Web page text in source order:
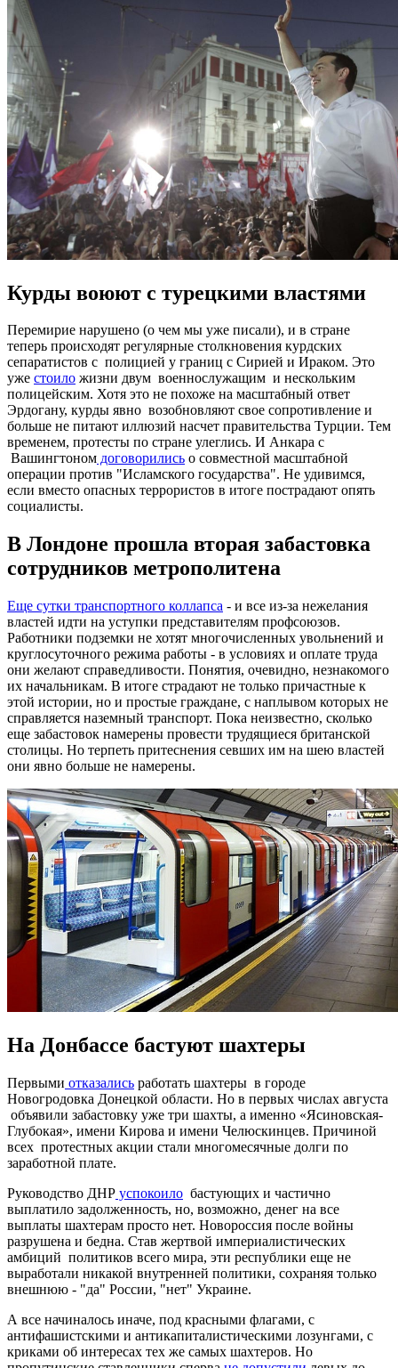
Курды воюют с турецкими властями
Перемирие нарушено (о чем мы уже писали), и в стране
теперь происходят регулярные столкновения курдских
сепаратистов с полицией у границ с Сирией и Ираком. Это
уже стоило жизни двум военнослужащим и нескольким
полицейским. Хотя это не похоже на масштабный ответ
Эрдогану, курды явно возобновляют свое сопротивление и
больше не питают иллюзий насчет правительства Турции. Тем
временем, протесты по стране улеглись. И Анкара с
Вашингтоном договорились о совместной масштабной
операции против "Исламского государства". Не удивимся,
если вместо опасных террористов в итоге пострадают опять
социалисты.
В Лондоне прошла вторая забастовка
сотрудников метрополитена
Еще сутки транспортного коллапса - и все из-за нежелания
властей идти на уступки представителям профсоюзов.
Работники подземки не хотят многочисленных увольнений и
круглосуточного режима работы - в условиях и оплате труда
они желают справедливости. Понятия, очевидно, незнакомого
их начальникам. В итоге страдают не только причастные к
этой истории, но и простые граждане, с наплывом которых не
справляется наземный транспорт. Пока неизвестно, сколько
еще забастовок намерены провести трудящиеся британской
столицы. Но терпеть притеснения севших им на шею властей
они явно больше не намерены.
На Донбассе бастуют шахтеры
Первыми отказались работать шахтеры в городе
Новогродовка Донецкой области. Но в первых числах августа
объявили забастовку уже три шахты, а именно «Ясиновская-
Глубокая», имени Кирова и имени Челюскинцев. Причиной
всех протестных акции стали многомесячные долги по
заработной плате.
Руководство ДНР успокоило бастующих и частично
выплатило задолженность, но, возможно, денег на все
выплаты шахтерам просто нет. Новороссия после войны
разрушена и бедна. Став жертвой империалистических
амбиций политиков всего мира, эти республики еще не
выработали никакой внутренней политики, сохраняя только
внешнюю - "да" России, "нет" Украине.
А все начиналось иначе, под красными флагами, с
антифашистскими и антикапиталистическими лозунгами, с
криками об интересах тех же самых шахтеров. Но